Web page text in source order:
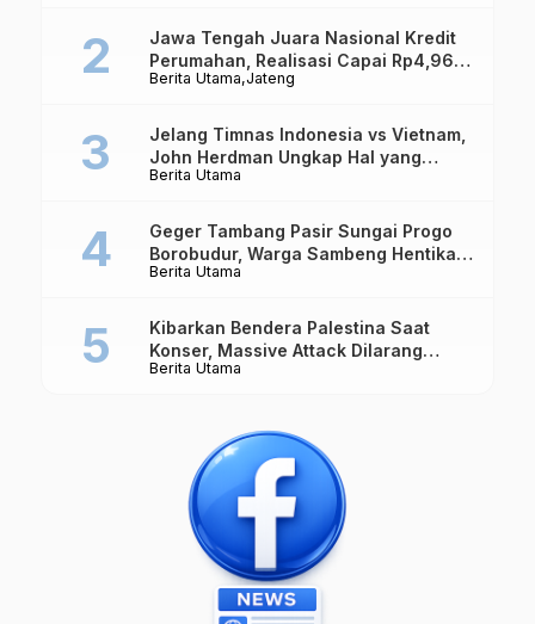
Berita Utama Jateng
Jawa Tengah Juara Nasional Kredit
Perumahan, Realisasi Capai Rp4,96
Triliun
Berita Utama
Jelang Timnas Indonesia vs Vietnam,
John Herdman Ungkap Hal yang
Dipertaruhkan
Berita Utama
Geger Tambang Pasir Sungai Progo
Borobudur, Warga Sambeng Hentikan
Alat Berat dan Usir Truk
Berita Utama
Kibarkan Bendera Palestina Saat
Konser, Massive Attack Dilarang
Masuk Singapura Lagi